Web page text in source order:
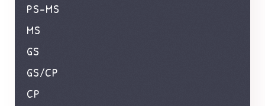
PS-MS
MS
GS
GS/CP
CP